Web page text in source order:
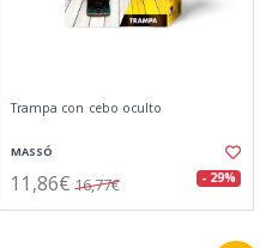
Trampa con cebo oculto
MASSÓ
11,86€ 16,77€ - 29%